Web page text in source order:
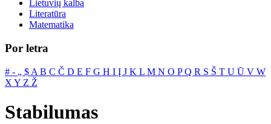
Lietuvių kalba
Literatūra
Matematika
Por letra
# ‐ „ $ A B C Č D E F G H I Į J K L M N O PQ R S Š T U Ū V W
X Y Z Ž
Stabilumas